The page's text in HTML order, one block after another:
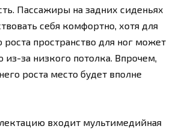
Пассажиры на задних сиденьях
себя комфортно, хотя для
пространство для ног может
из-за низкого потолка. Впрочем,
роста место будет вполне
входит мультимедийная